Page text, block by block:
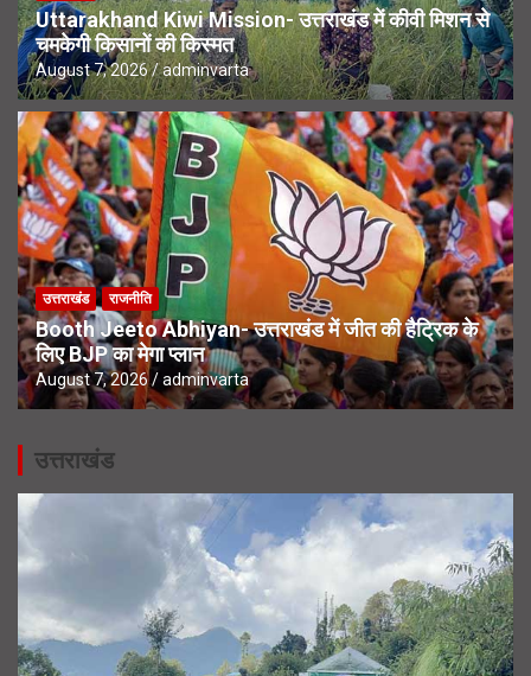
Uttarakhand Kiwi Mission- उत्तराखंड में कीवी मिशन से
चमकेगी किसानों की किस्मत
August 7, 2026 adminvarta
उत्तराखंड राजनीति
Booth Jeeto Abhiyan- उत्तराखंड में जीत की हैट्रिक के
लिए BJP का मेगा प्लान
August 7, 2026 adminvarta
उत्तराखंड